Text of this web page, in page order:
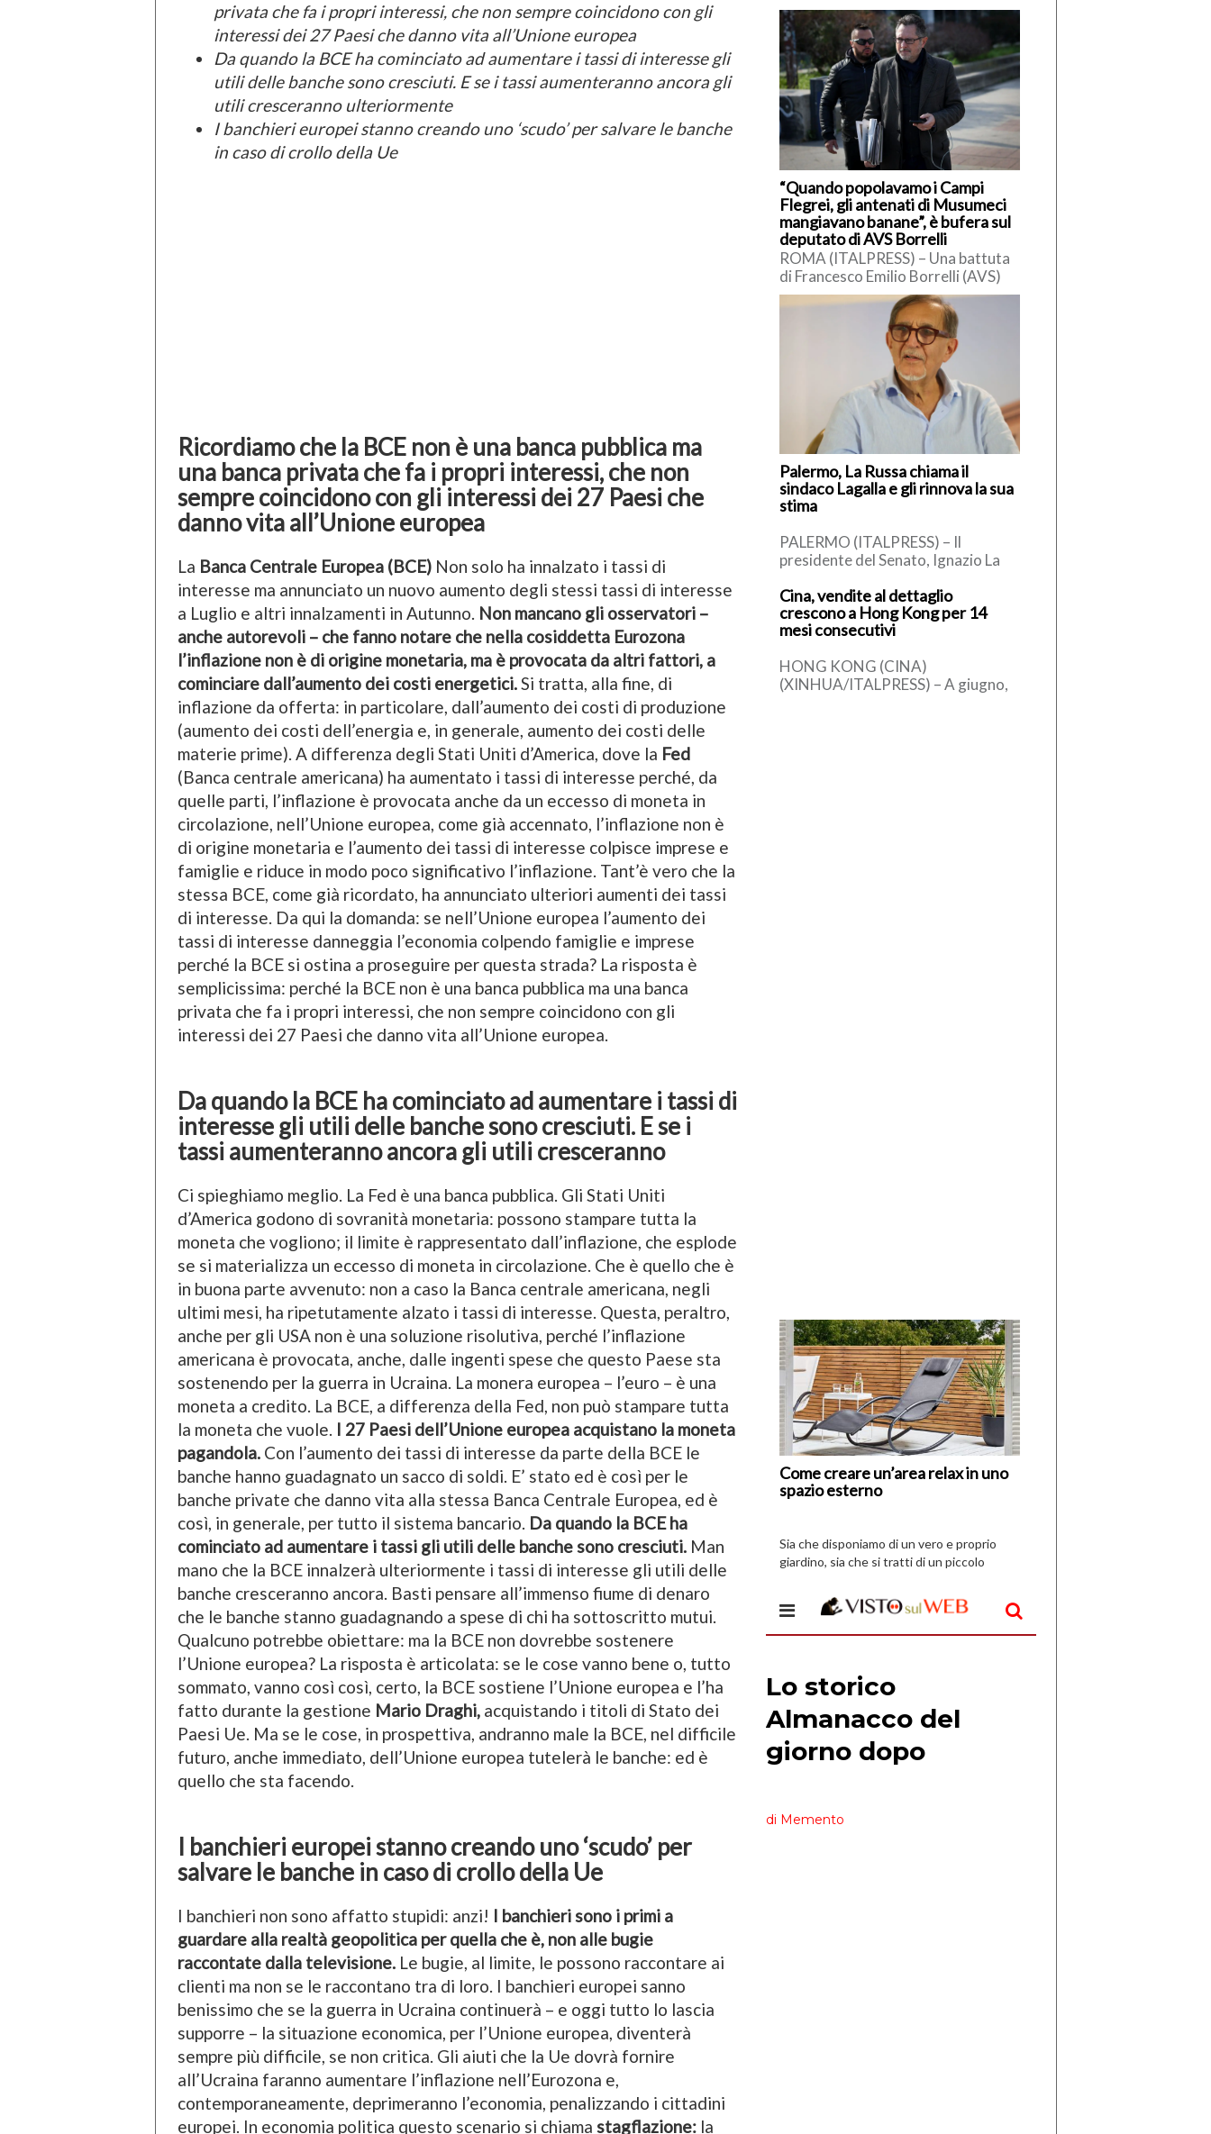
privata che fa i propri interessi, che non sempre coincidono con gli
interessi dei 27 Paesi che danno vita all’Unione europea
Da quando la BCE ha cominciato ad aumentare i tassi di interesse gli
utili delle banche sono cresciuti. E se i tassi aumenteranno ancora gli
utili cresceranno ulteriormente
I banchieri europei stanno creando uno ‘scudo’ per salvare le banche
in caso di crollo della Ue
Ricordiamo che la BCE non è una banca pubblica ma
una banca privata che fa i propri interessi, che non
sempre coincidono con gli interessi dei 27 Paesi che
danno vita all’Unione europea
La Banca Centrale Europea (BCE) Non solo ha innalzato i tassi di
interesse ma annunciato un nuovo aumento degli stessi tassi di interesse
a Luglio e altri innalzamenti in Autunno. Non mancano gli osservatori –
anche autorevoli – che fanno notare che nella cosiddetta Eurozona
l’inflazione non è di origine monetaria, ma è provocata da altri fattori, a
cominciare dall’aumento dei costi energetici.Si tratta, alla fine, di
inflazione da offerta: in particolare, dall’aumento dei costi di produzione
(aumento dei costi dell’energia e, in generale, aumento dei costi delle
materie prime). A differenza degli Stati Uniti d’America, dove la Fed
(Banca centrale americana) ha aumentato i tassi di interesse perché, da
quelle parti, l’inflazione è provocata anche da un eccesso di moneta in
circolazione, nell’Unione europea, come già accennato, l’inflazione non è
di origine monetaria e l’aumento dei tassi di interesse colpisce imprese e
famiglie e riduce in modo poco significativo l’inflazione. Tant’è vero che la
stessa BCE, come già ricordato, ha annunciato ulteriori aumenti dei tassi
di interesse. Da qui la domanda: se nell’Unione europea l’aumento dei
tassi di interesse danneggia l’economia colpendo famiglie e imprese
perché la BCE si ostina a proseguire per questa strada? La risposta è
semplicissima: perché la BCE non è una banca pubblica ma una banca
privata che fa i propri interessi, che non sempre coincidono con gli
interessi dei 27 Paesi che danno vita all’Unione europea.
Da quando la BCE ha cominciato ad aumentare i tassi di
interesse gli utili delle banche sono cresciuti. E se i
tassi aumenteranno ancora gli utili cresceranno
Ci spieghiamo meglio. La Fed è una banca pubblica. Gli Stati Uniti
d’America godono di sovranità monetaria: possono stampare tutta la
moneta che vogliono; il limite è rappresentato dall’inflazione, che esplode
se si materializza un eccesso di moneta in circolazione. Che è quello che è
in buona parte avvenuto: non a caso la Banca centrale americana, negli
ultimi mesi, ha ripetutamente alzato i tassi di interesse. Questa, peraltro,
anche per gli USA non è una soluzione risolutiva, perché l’inflazione
americana è provocata, anche, dalle ingenti spese che questo Paese sta
sostenendo per la guerra in Ucraina. La monera europea – l’euro – è una
moneta a credito. La BCE, a differenza della Fed, non può stampare tutta
la moneta che vuole. I 27 Paesi dell’Unione europea acquistano la moneta
pagandola. Con l’aumento dei tassi di interesse da parte della BCE le
banche hanno guadagnato un sacco di soldi. E’ stato ed è così per le
banche private che danno vita alla stessa Banca Centrale Europea, ed è
così, in generale, per tutto il sistema bancario. Da quando la BCE ha
cominciato ad aumentare i tassi gli utili delle banche sono cresciuti. Man
mano che la BCE innalzerà ulteriormente i tassi di interesse gli utili delle
banche cresceranno ancora. Basti pensare all’immenso fiume di denaro
che le banche stanno guadagnando a spese di chi ha sottoscritto mutui.
Qualcuno potrebbe obiettare: ma la BCE non dovrebbe sostenere
l’Unione europea? La risposta è articolata: se le cose vanno bene o, tutto
sommato, vanno così così, certo, la BCE sostiene l’Unione europea e l’ha
fatto durante la gestione Mario Draghi, acquistando i titoli di Stato dei
Paesi Ue. Ma se le cose, in prospettiva, andranno male la BCE, nel difficile
futuro, anche immediato, dell’Unione europea tutelerà le banche: ed è
quello che sta facendo.
I banchieri europei stanno creando uno ‘scudo’ per
salvare le banche in caso di crollo della Ue
I banchieri non sono affatto stupidi: anzi! I banchieri sono i primi a
guardare alla realtà geopolitica per quella che è, non alle bugie
raccontate dalla televisione. Le bugie, al limite, le possono raccontare ai
clienti ma non se le raccontano tra di loro. I banchieri europei sanno
benissimo che se la guerra in Ucraina continuerà – e oggi tutto lo lascia
supporre – la situazione economica, per l’Unione europea, diventerà
sempre più difficile, se non critica. Gli aiuti che la Ue dovrà fornire
all’Ucraina faranno aumentare l’inflazione nell’Eurozona e,
contemporaneamente, deprimeranno l’economia, penalizzando i cittadini
europei. In economia politica questo scenario si chiama stagflazione: la
“Quando popolavamo i Campi
Flegrei, gli antenati di Musumeci
mangiavano banane”, è bufera sul
deputato di AVS Borrelli
ROMA (ITALPRESS) – Una battuta
di Francesco Emilio Borrelli (AVS)
sui siciliani ha innescato polemiche.
Intervistato da Radio Cusano,
Palermo, La Russa chiama il
sindaco Lagalla e gli rinnova la sua
stima
PALERMO (ITALPRESS) – Il
presidente del Senato, Ignazio La
l’Italpress, ha telefonato al sindaco
di Palermo, […]
Cina, vendite al dettaglio
crescono a Hong Kong per 14
mesi consecutivi
HONG KONG (CINA)
(XINHUA/ITALPRESS) – A giugno,
Come creare un’area relax in uno
spazio esterno
di
I
Vespri
Sia che disponiamo di un vero e proprio
giardino, sia che si tratti di un piccolo